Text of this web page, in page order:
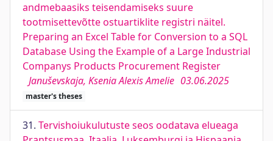
andmebaasiks teisendamiseks suure
tootmisettevõtte ostuartiklite registri näitel.
Preparing an Excel Table for Conversion to a SQL
Database Using the Example of a Large Industrial
Companys Products Procurement Register
Januševskaja, Ksenia Alexis Amelie 03.06.2025
master's theses
31. Tervishoiukulutuste seos oodatava elueaga